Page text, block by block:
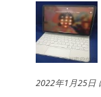
2022年1月25日